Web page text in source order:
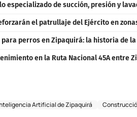
especializado de succión, presión y
el patrullaje del Ejército en
perros en Zipaquirá: la historia de
en la Ruta Nacional 45A entre
Artificial de Zipaquirá